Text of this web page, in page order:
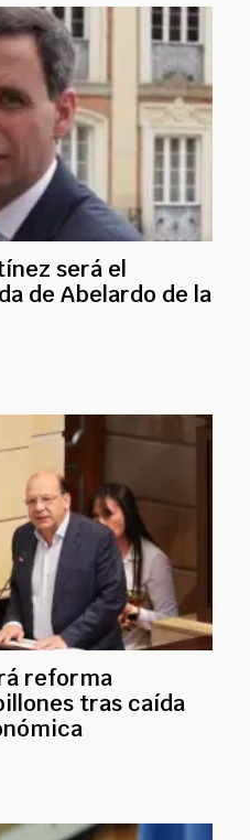
será el
de Abelardo de la
reforma
tras caída